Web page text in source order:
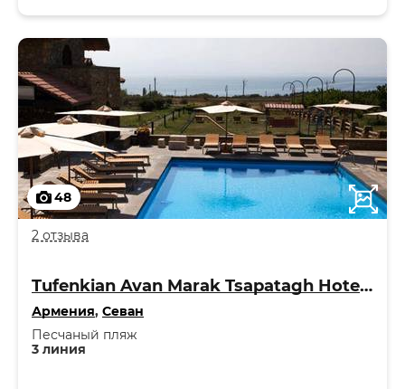
48
2 отзыва
Tufenkian Avan Marak Tsapatagh Hotel 4*
Армения, Севан
3 линия
Песчаный пляж